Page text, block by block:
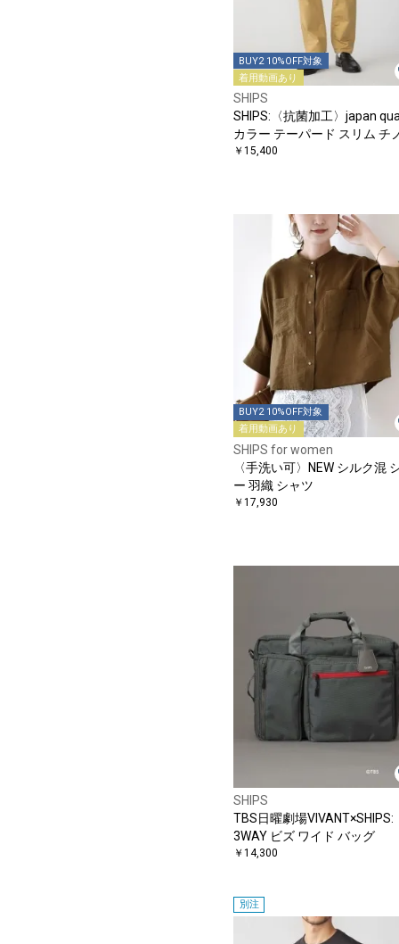
BUY2 10%OFF対象
着用動画あり
SHIPS
SHIPS:〈抗菌加工〉japan
カラー テーパード スリム チ
ンツ
￥15,400
BUY2 10%OFF対象
着用動画あり
SHIPS for women
〈手洗い可〉NEW シルク混
ー 羽織 シャツ
￥17,930
SHIPS
TBS日曜劇場VIVANT×SHIPS:
3WAY ビズ ワイド バッグ
￥14,300
別注